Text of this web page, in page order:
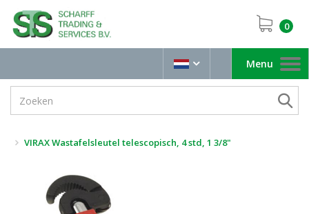
0
Toggle
navigation
Menu
VIRAX Wastafelsleutel telescopisch, 4 std, 1 3/8"